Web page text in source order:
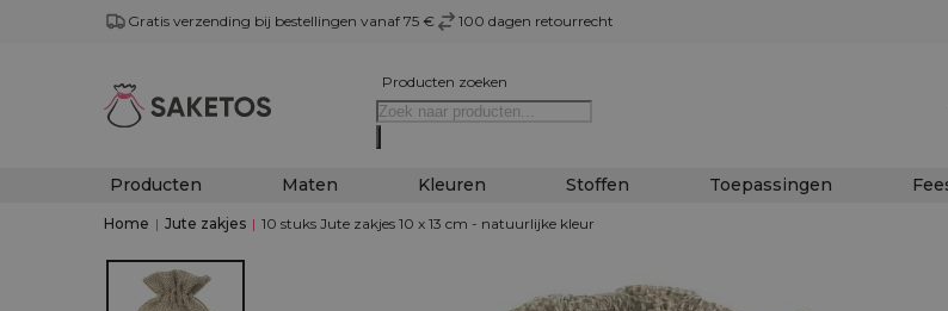
Gratis verzending bij bestellingen vanaf 75 € 100 dagen retourrecht
Producten zoeken
Producten Maten Kleuren Stoffen Toepassingen
Home | Jute zakjes | 10 stuks Jute zakjes 10 x 13 cm - natuurlijke kleur